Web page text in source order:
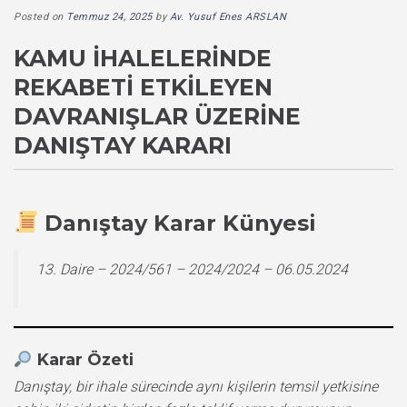
Posted on Temmuz 24, 2025byAv. Yusuf Enes ARSLAN
KAMU İHALELERINDE
REKABETI ETKILEYEN
DAVRANIŞLAR ÜZERINE
DANIŞTAY KARARI
Danıştay Karar Künyesi
13. Daire – 2024/561 – 2024/2024 – 06.05.2024
Karar Özeti
Danıştay, bir ihale sürecinde aynı kişilerin temsil yetkisine